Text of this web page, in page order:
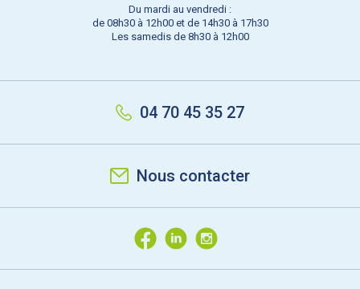
Du mardi au vendredi :
de 08h30 à 12h00 et de 14h30 à 17h30
Les samedis de 8h30 à 12h00
04 70 45 35 27
Nous contacter